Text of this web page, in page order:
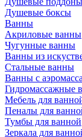
Душевые боксы
Ванны
Акриловые ванны
Чугунные ванны
Ванны из
Стальные ванны
Ванны с
Гидромассажные
Мебель для
Пеналы для
Тумбы для ванной
Зеркала для